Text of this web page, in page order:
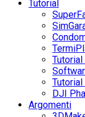
Tutorial
Tutorial
DJI
Argomenti